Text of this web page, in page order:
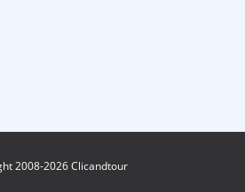
2008-2026 Clicandtour